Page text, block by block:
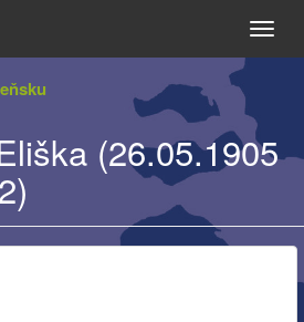
(26.05.1905